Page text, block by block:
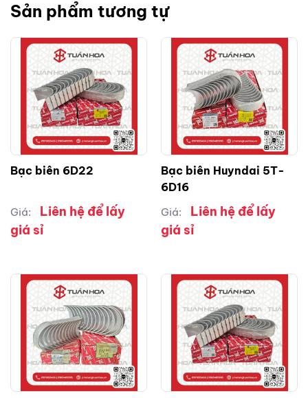
Sản phẩm tương tự
Bạc biên 6D22
Giá:
Liên hệ để lấy
giá sỉ
Bạc biên Huyndai 5T-
6D16
Giá:
Liên hệ để lấy
giá sỉ